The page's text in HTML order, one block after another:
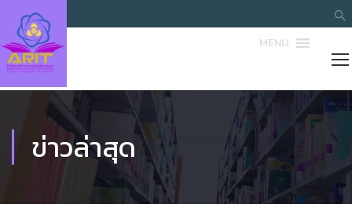
MENU
ข่าวล่าสุด